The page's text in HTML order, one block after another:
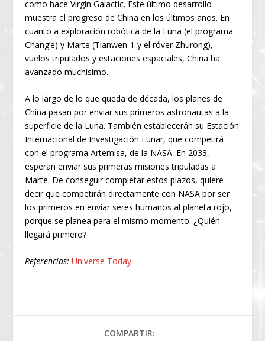
como hace Virgin Galactic. Este último desarrollo
muestra el progreso de China en los últimos años. En
cuanto a exploración robótica de la Luna (el programa
Chang’e) y Marte (Tianwen-1 y el róver Zhurong),
vuelos tripulados y estaciones espaciales, China ha
avanzado muchísimo.
A lo largo de lo que queda de década, los planes de
China pasan por enviar sus primeros astronautas a la
superficie de la Luna. También establecerán su Estación
Internacional de Investigación Lunar, que competirá
con el programa Artemisa, de la NASA. En 2033,
esperan enviar sus primeras misiones tripuladas a
Marte. De conseguir completar estos plazos, quiere
decir que competirán directamente con NASA por ser
los primeros en enviar seres humanos al planeta rojo,
porque se planea para el mismo momento. ¿Quién
llegará primero?
Referencias: Universe Today
COMPARTIR: